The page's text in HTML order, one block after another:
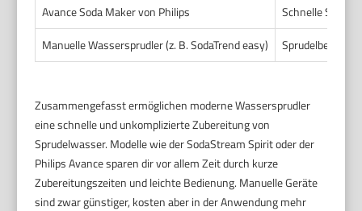
Avance Soda Maker von Philips
Schnelle
Manuelle Wassersprudler (z. B. SodaTrend easy)
Zusammengefasst ermöglichen moderne Wassersprudler
eine schnelle und unkomplizierte Zubereitung von
Sprudelwasser. Modelle wie der SodaStream Spirit oder der
Philips Avance sparen dir vor allem Zeit durch kurze
Zubereitungszeiten und leichte Bedienung. Manuelle Geräte
sind zwar günstiger, kosten aber in der Anwendung mehr